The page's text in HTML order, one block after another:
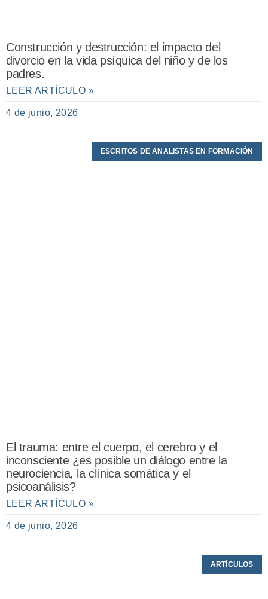
Construcción y destrucción: el impacto del
divorcio en la vida psíquica del niño y de los
padres.
LEER ARTÍCULO »
4 de junio, 2026
ESCRITOS DE ANALISTAS EN FORMACIÓN
El trauma: entre el cuerpo, el cerebro y el
inconsciente ¿es posible un diálogo entre la
neurociencia, la clínica somática y el
psicoanálisis?
LEER ARTÍCULO »
4 de junio, 2026
ARTÍCULOS